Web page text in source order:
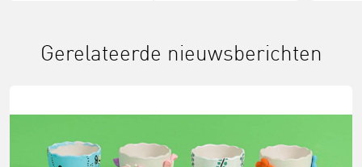
Gerelateerde nieuwsberichten